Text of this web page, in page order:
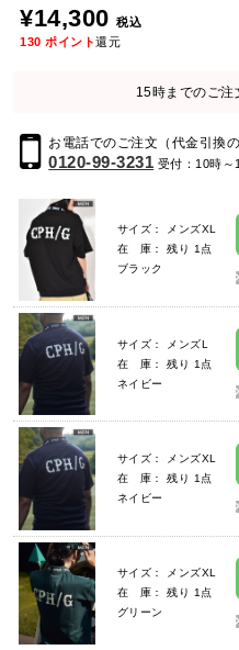
¥14,300 税込
130 ポイント還元
15時までのご注
お電話でのご注文（代金引換の
0120-99-3231 受付：10時～
サイズ： メンズXL
在 庫： 残り 1点
ブラック
サイズ： メンズL
在 庫： 残り 1点
ネイビー
サイズ： メンズXL
在 庫： 残り 1点
ネイビー
サイズ： メンズXL
在 庫： 残り 1点
グリーン